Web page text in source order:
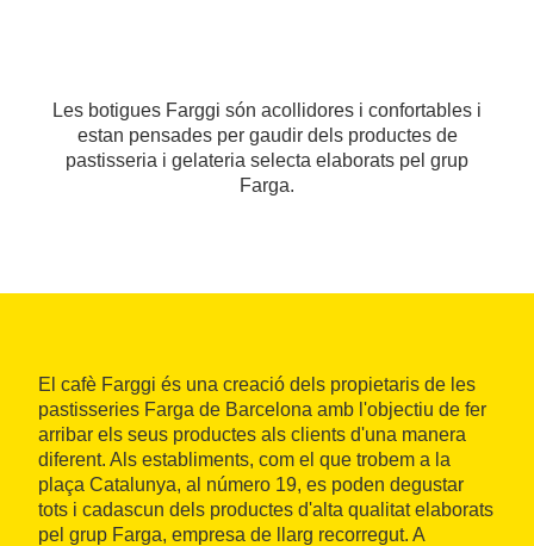
Les botigues Farggi són acollidores i confortables i
estan pensades per gaudir dels productes de
pastisseria i gelateria selecta elaborats pel grup
Farga.
El cafè Farggi és una creació dels propietaris de les
pastisseries Farga de Barcelona amb l'objectiu de fer
arribar els seus productes als clients d'una manera
diferent. Als establiments, com el que trobem a la
plaça Catalunya, al número 19, es poden degustar
tots i cadascun dels productes d'alta qualitat elaborats
pel grup Farga, empresa de llarg recorregut. A